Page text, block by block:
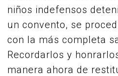
niños indefensos
un convento, se
con la más completa
Recordarlos y
manera ahora de